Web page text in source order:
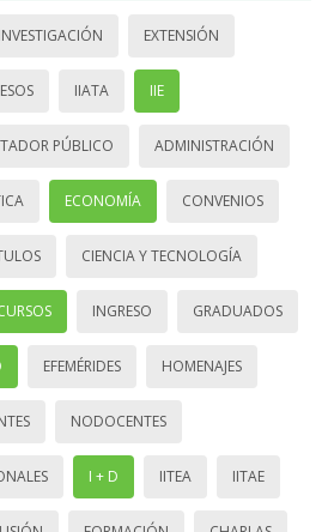
INVESTIGACIÓN EXTENSIÓN
IIATA IIE
PÚBLICO ADMINISTRACIÓN
ECONOMÍA CONVENIOS
CIENCIA Y TECNOLOGÍA
INGRESO GRADUADOS
EFEMÉRIDES HOMENAJES
NODOCENTES
I + D IITEA IITAE